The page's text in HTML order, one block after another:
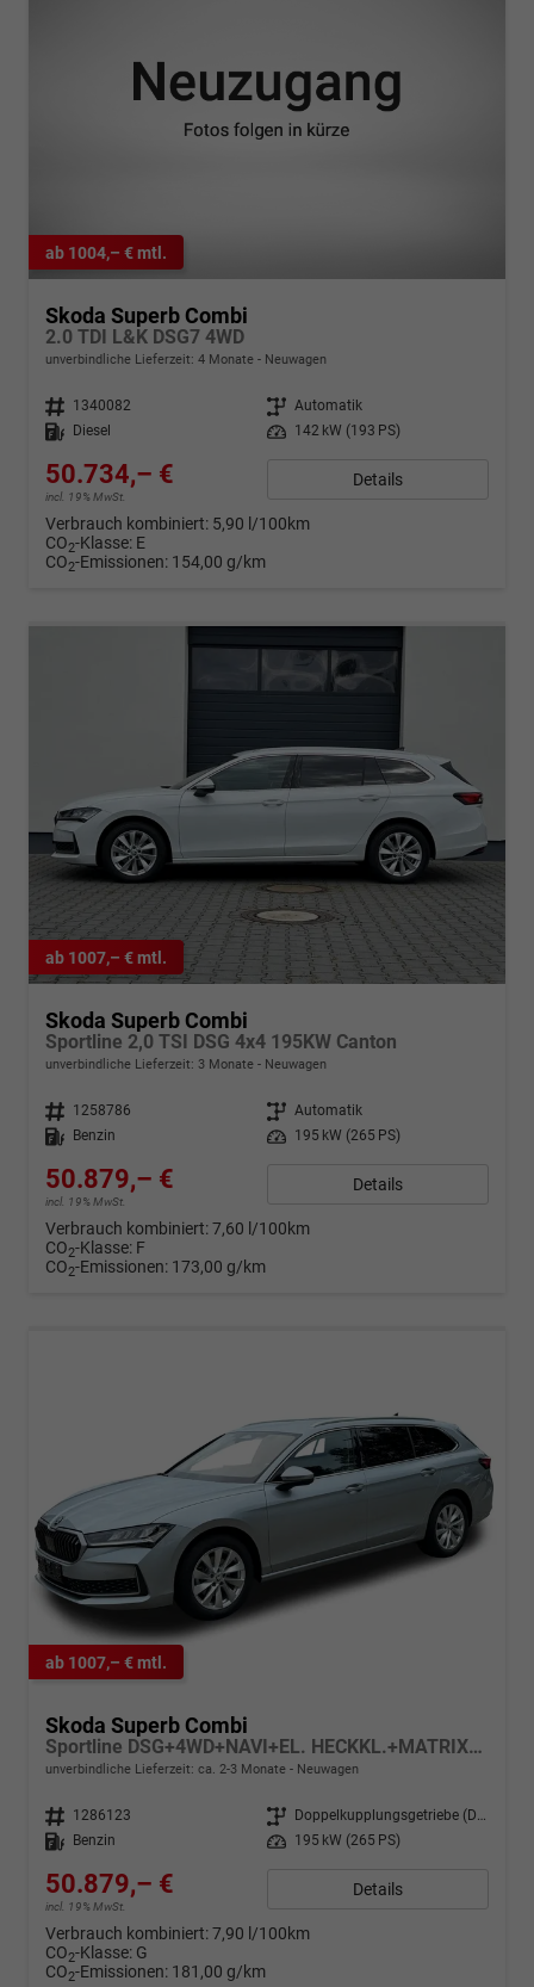
ab 1004,– € mtl.
Skoda Superb Combi
2.0 TDI L&K DSG7 4WD
unverbindliche Lieferzeit: 4 Monate Neuwagen
Fahrzeugnr. 1340082 Getriebe Automatik
Kraftstoff
Diesel Leistung 142 kW (193 PS)
50.734,– €
incl. 19% MwSt.
Details
Verbrauch kombiniert: 5,90 l/100km
CO2-Klasse: E
CO2-Emissionen: 154,00 g/km
ab 1007,– € mtl.
Skoda Superb Combi
Sportline 2,0 TSI DSG 4x4 195KW Canton
unverbindliche Lieferzeit: 3 Monate Neuwagen
Fahrzeugnr. 1258786 Getriebe Automatik
Kraftstoff
Benzin Leistung 195 kW (265 PS)
50.879,– €
incl. 19% MwSt.
Details
Verbrauch kombiniert:7,60 l/100km
CO2-Klasse: F
CO2-Emissionen: 173,00 g/km
ab 1007,– € mtl.
Skoda Superb Combi
Sportline DSG+4WD+NAVI+EL. HECKKL.+MATRIX+SHZ V+H
unverbindliche Lieferzeit: ca. 2-3 Monate Neuwagen
Fahrzeugnr. 1286123 Getriebe
Doppelkupplungsgetriebe (DSG)
Kraftstoff
Benzin Leistung 195 kW (265 PS)
50.879,– €
incl. 19% MwSt.
Details
Verbrauch kombiniert:7,90 l/100km
CO2-Klasse: G
CO2-Emissionen: 181,00 g/km